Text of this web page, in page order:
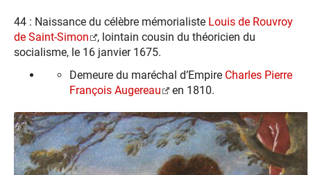
44 : Naissance du célèbre mémorialiste Louis de Rouvroy
de Saint-Simon
, lointain cousin du théoricien du
socialisme, le 16 janvier 1675.
Demeure du maréchal d’Empire Charles Pierre
François Augereau
en 1810.